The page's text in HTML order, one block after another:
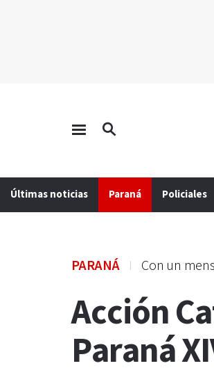
Últimas noticias Paraná Policiales
PARANÁ Con un
Acción
Paraná